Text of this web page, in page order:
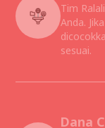
Tim
Anda.
sesuai.
Dana